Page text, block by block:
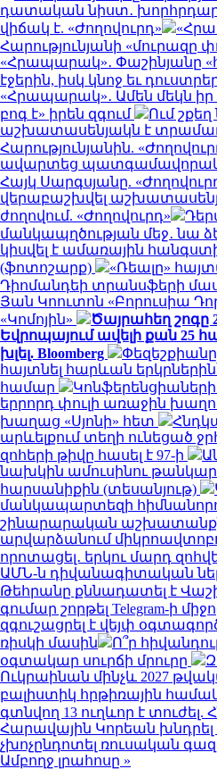
դատական նիստ․
վիճակ է. «Ժողովուրդ»
Հարությունյանի «մուրազը
«Հրապարակ»․ Փաշինյանը
էջերին, իսկ կնոջ եւ
«Հրապարակ»․ Ամեն մեկն
բոգ է» իրեն զգում
Ում
աշխատասենյակն է
Հարությունյանին.
ավարտեց
Հայկ Սարգսյանը.
վերաբաշխվել
ժողովում. «Ժողովուրդ»
մանկապղծության մեջ․ նա
կիսվել է ամառային
(ֆոտոշարք)
«Ռեալը»
Դիոմանդեի տրանսֆերի
Յան Կոուտոն «Բորուսիա
«Կոմոյին»
Ծայրահեղ շոգը
Եվրոպայում ավելի քան 25
խլել. Bloomberg
Փեզեշքիանը
հայտնել հարևան
համար
երրորդ փուլի առաջին
խաղաց «Սյոնի» հետ
արևելքում տեղի ունեցած
զոհերի թիվը հասել է 97-ի
նախկին ամուսինու
հարսանիքին (տեսանյութ)
մանկապարտեզի
շինարարական
արվարձանում
որոտացել․ երկու մարդ
ԱՄՆ-ն դիվանագիտական
Թեհրանը քննադատել է
գումար շորթել Telegram-ի
զգուշացրել է վեյփ
ռիսկի մասին
Ո՞ր
օգտակար սուրճի մրուրը
Ուկրաինան մինչև 2027
բալիստիկ հրթիռային
գտնվող 13 ուղևոր է
Հարավային Կորեան
չխոչընդոտել ռուսական
Ամբողջ լրահոսը »